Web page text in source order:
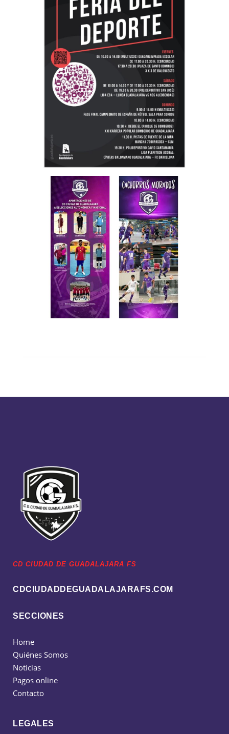
CD CIUDAD DE GUADALAJARA FS
CDCIUDADDEGUADALAJARAFS.COM
SECCIONES
Home
Quiénes Somos
Noticias
Pagos online
Contacto
LEGALES